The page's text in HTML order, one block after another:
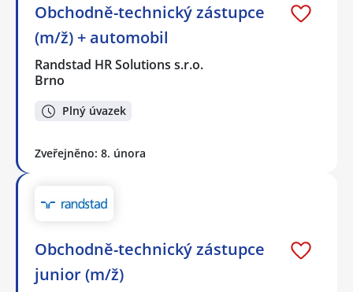
Obchodně-technický zástupce
(m/ž) + automobil
Randstad HR Solutions s.r.o.
Brno
Plný úvazek
Zveřejněno: 8. února
Obchodně-technický zástupce
junior (m/ž)